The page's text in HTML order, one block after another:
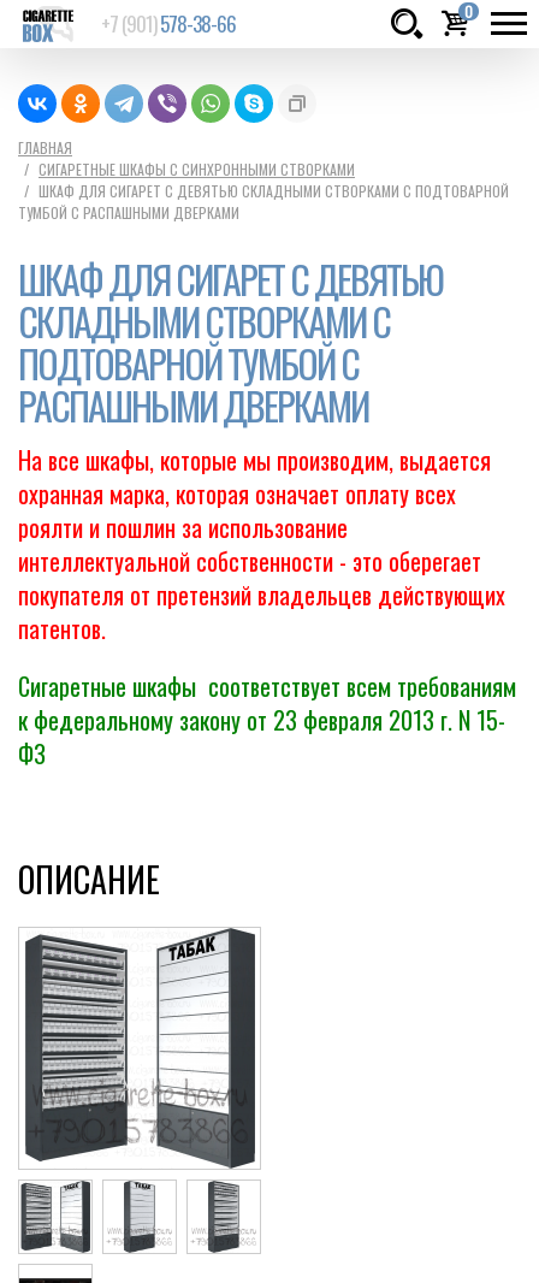
Cigarette
+7 (901)578-38-66 0
ГЛАВНАЯ
СИГАРЕТНЫЕ ШКАФЫ С СИНХРОННЫМИ СТВОРКАМИ
ШКАФ ДЛЯ СИГАРЕТ С ДЕВЯТЬЮ СКЛАДНЫМИ СТВОРКАМИ С ПОДТОВАРНОЙ
ТУМБОЙ С РАСПАШНЫМИ ДВЕРКАМИ
ШКАФ ДЛЯ СИГАРЕТ С ДЕВЯТЬЮ
СКЛАДНЫМИ СТВОРКАМИ С
ПОДТОВАРНОЙ ТУМБОЙ С
РАСПАШНЫМИ ДВЕРКАМИ
На все шкафы, которые мы производим, выдается
охранная марка, которая означает оплату всех
роялти и пошлин за использование
интеллектуальной собственности - это оберегает
покупателя от претензий владельцев действующих
патентов.
Сигаретные шкафы соответствует всем требованиям
к федеральному закону от 23 февраля 2013 г. N 15-
ФЗ
ОПИСАНИЕ